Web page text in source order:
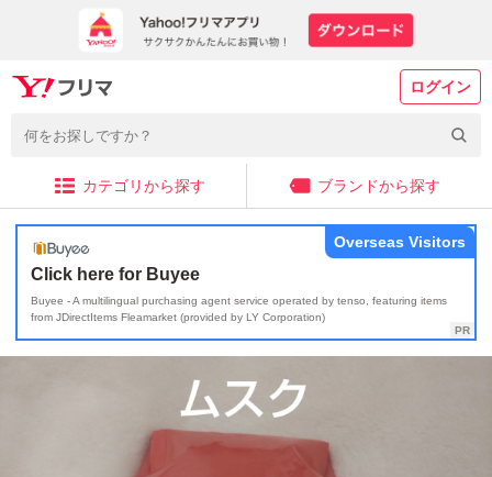
ログイン
カテゴリから探す ブランドから探す
Click here for Buyee
Buyee - A multilingual purchasing agent service operated by tenso, featuring items
from JDirectItems Fleamarket (provided by LY Corporation)
Overseas Visitors